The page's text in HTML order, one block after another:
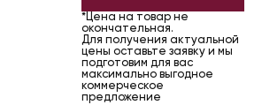
*Цена на товар не
окончательная.
Для получения актуальной
цены оставьте заявку и мы
подготовим для вас
максимально выгодное
коммерческое
предложение